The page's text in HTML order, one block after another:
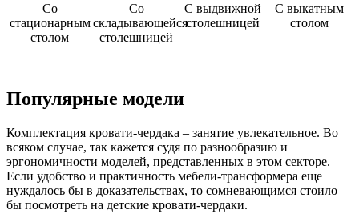
Со
стационарным
столом
Cо
складывающейся
столешницей
C выдвижной
столешницей
C выкатным
столом
Популярные модели
Комплектация кровати-чердака – занятие увлекательное. Во
всяком случае, так кажется судя по разнообразию и
эргономичности моделей, представленных в этом секторе.
Если удобство и практичность мебели-трансформера еще
нуждалось бы в доказательствах, то сомневающимся стоило
бы посмотреть на детские кровати-чердаки.